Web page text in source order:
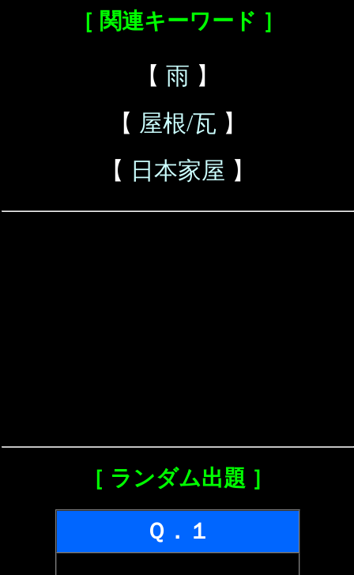
［ 関連キーワード ］
【 雨 】
【 屋根/瓦 】
【 日本家屋 】
［ ランダム出題 ］
Ｑ．１